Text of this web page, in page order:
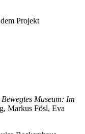
Projekt
Bewegtes Museum: Im
Markus Fösl, Eva